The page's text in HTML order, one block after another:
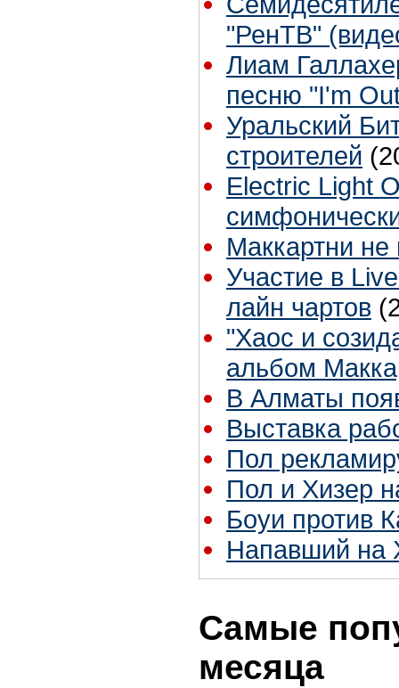
"РенТВ"
Лиам
песню "I'm
Уральский
строителей
Electric Light
Маккартни
Участие в
лайн чартов
"Хаос и
альбом
В Алматы
Выставка
Пол
Пол и Хизер
Боуи против
Напавший на
Самые
месяца